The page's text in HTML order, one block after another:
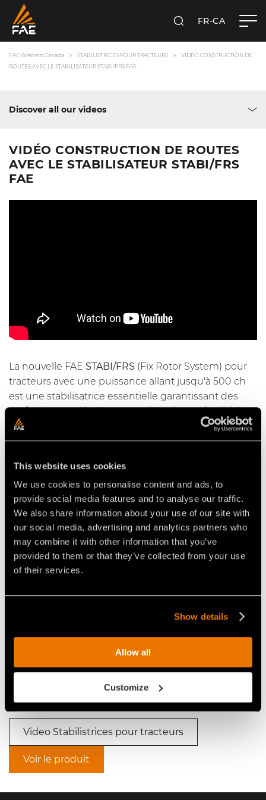
This website uses cookies
We use cookies to personalise content and ads, to
provide social media features and to analyse our traffic.
We also share information about your use of our site with
our social media, advertising and analytics partners who
may combine it with other information that you’ve
provided to them or that they’ve collected from your use
of their services.
Show details
Allow all
Customize
RECHERCHER
FR-CA
FAE Western Canada STABILISTRICES POUR TRACTEURS
VIDÉO CONSTRUCTION DE
ROUTES AVEC LE STABILISATEUR STABI/FRS FAE
Discover all our videos
VIDÉO CONSTRUCTION DE ROUTES
AVEC LE STABILISATEUR STABI/FRS
FAE
La nouvelle FAE STABI/FRS (Fix Rotor System) pour
tracteurs avec une puissance allant jusqu'à 500 ch
est une stabilisatrice essentielle garantissant des
performances élevées en matière de productivité.
Stable et résistante y compris sur les terrains
particulièrement difficiles en raison de la présence
chantiers de petites dimensions qu'à des travaux
d'infrastructure importants comme les autoroutes,
parkings et aéroports.
Video Stabilistrices pour tracteurs
VIDÉO CONSTRUCTION DE
STABILISATEUR STABI/FRS FAE
Video Stabilistrices pour tracteurs
Voir le produit